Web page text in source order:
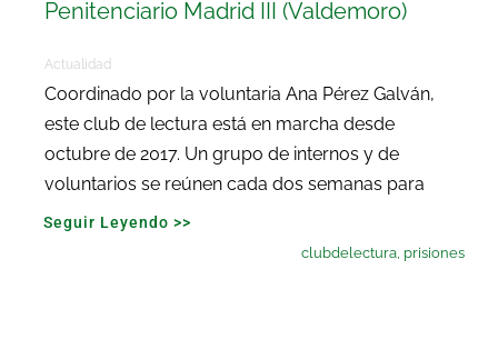
Penitenciario Madrid III (Valdemoro)
Actualidad
Coordinado por la voluntaria Ana Pérez Galván,
este club de lectura está en marcha desde
octubre de 2017. Un grupo de internos y de
voluntarios se reúnen cada dos semanas para
Seguir Leyendo >>
clubdelectura, prisiones